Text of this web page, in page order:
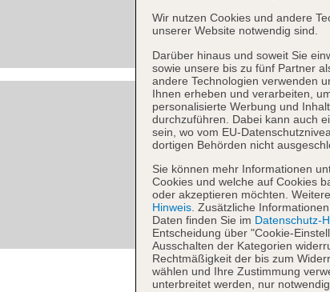
Wir nutzen Cookies und andere
unserer Website notwendig sind.
Darüber hinaus und soweit Sie
sowie unsere bis zu fünf Partner
andere Technologien verwenden
Ihnen erheben und verarbeiten,
personalisierte Werbung und
durchzuführen. Dabei kann auch
sein, wo vom EU-
dortigen Behörden nicht
Sie können mehr Informationen
Cookies und welche auf Cookies
oder akzeptieren möchten.
Hinweis . Zusätzliche
Daten finden Sie im Datenschutz-
Entscheidung über "Cookie-
Ausschalten der Kategorien
Rechtmäßigkeit der bis zum
wählen und Ihre Zustimmung
unterbreitet werden, nur